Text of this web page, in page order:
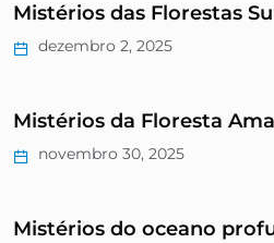
Mistérios das Florestas
dezembro 2, 2025
Mistérios da Floresta
novembro 30, 2025
Mistérios do oceano